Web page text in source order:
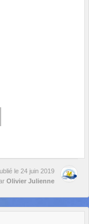
le 24 juin 2019
Olivier Julienne